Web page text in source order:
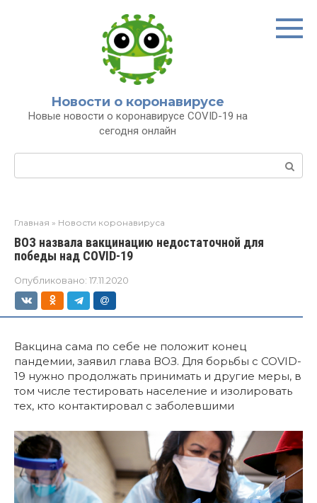
Новости о коронавирусе
Новые новости о коронавирусе COVID-19 на
сегодня онлайн
Главная » Новости коронавируса
ВОЗ назвала вакцинацию недостаточной для
победы над COVID-19
Опубликовано: 17.11.2020
Вакцина сама по себе не положит конец
пандемии, заявил глава ВОЗ. Для борьбы с COVID-
19 нужно продолжать принимать и другие меры, в
том числе тестировать население и изолировать
тех, кто контактировал с заболевшими